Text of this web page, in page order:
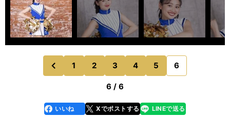
前
のページへ
1 2 3 4 5 6
6 / 6
faceboo
k
いいね Xでポストする
line LINEで送る